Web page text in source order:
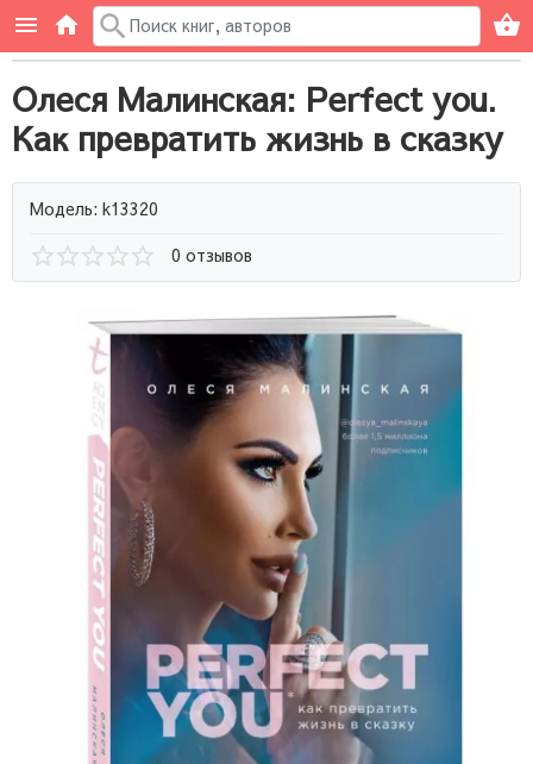
Олеся Малинская: Perfect you.
Как превратить жизнь в сказку
Модель: k13320
0 отзывов